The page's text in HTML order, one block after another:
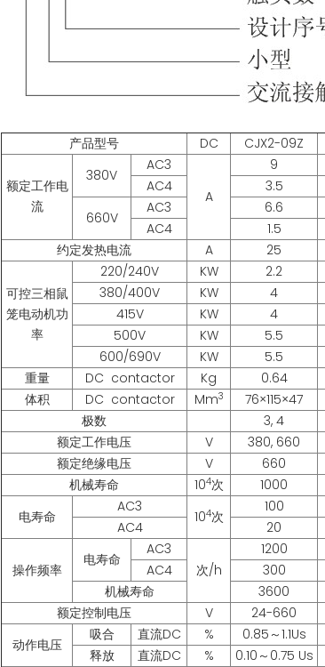
产品型号 DC CJX2-09Z
额定工作电
流
380V
AC3
A
9
AC4
3.5
660V
AC3 6.6
AC4
1.5
约定发热电流
A 25
可控三相鼠
笼电动机功
率
220/240V KW 2.2
380/400V
KW 4
415V
KW 4
500V
KW 5.5
600/690V
KW 5.5
重量
DC contactor Kg 0.64
体积
DC contactor Mm3 76×115×47
极数
3, 4
额定工作电压
V 380, 660
额定绝缘电压
V 660
机械寿命
104次 1000
电寿命
AC3
104次
100
AC4
20
操作频率
电寿命
AC3
次/h
1200
AC4
300
机械寿命
3600
额定控制电压
V 24-660
动作电压
吸合 直流DC % 0.85～1.1Us
释放
直流DC % 0.10～0.75 Us